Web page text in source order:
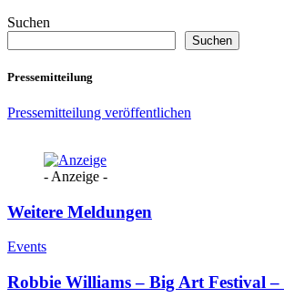
Suchen
Suchen
Pressemitteilung
Pressemitteilung veröffentlichen
- Anzeige -
Weitere Meldungen
Events
Robbie Williams – Big Art Festival